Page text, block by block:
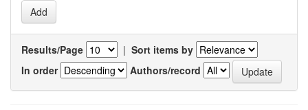
Results/Page | Sort items by
In order
Authors/record